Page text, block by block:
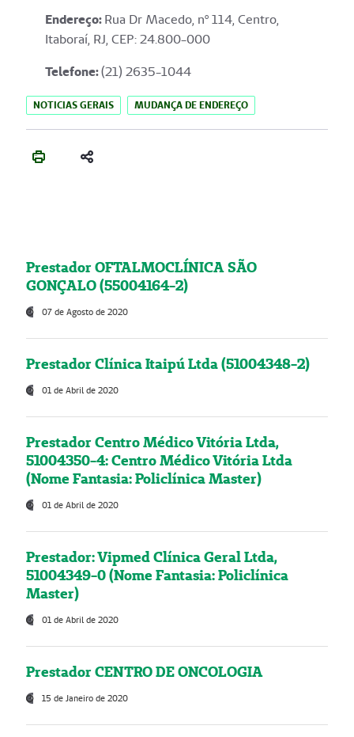
Endereço:Rua Dr Macedo, nº 114, Centro,
Itaboraí, RJ, CEP: 24.800-000
Telefone:(21) 2635-1044
NOTICIAS GERAIS MUDANÇA DE ENDEREÇO
Prestador OFTALMOCLÍNICA SÃO
GONÇALO (55004164-2)
07 de Agosto de 2020
Prestador Clínica Itaipú Ltda (51004348-2)
01 de Abril de 2020
Prestador Centro Médico Vitória Ltda,
51004350-4: Centro Médico Vitória Ltda
(Nome Fantasia: Policlínica Master)
01 de Abril de 2020
Prestador: Vipmed Clínica Geral Ltda,
51004349-0 (Nome Fantasia: Policlínica
Master)
01 de Abril de 2020
Prestador CENTRO DE ONCOLOGIA
15 de Janeiro de 2020